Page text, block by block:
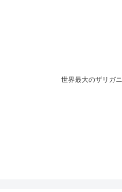
世界最大のザリガニ